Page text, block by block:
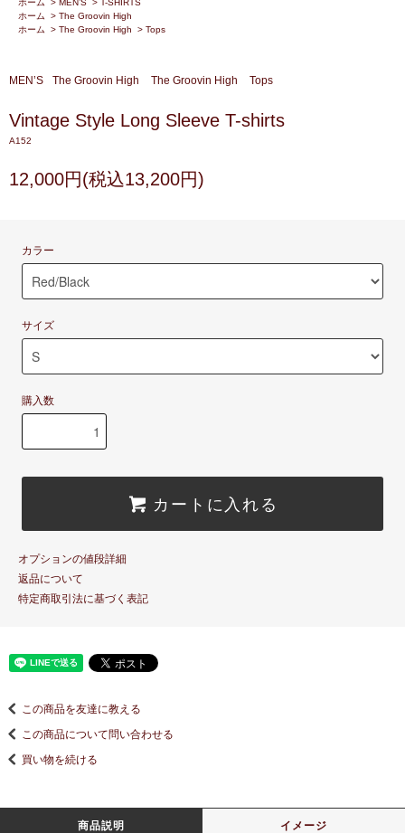
ホーム > MEN’S > T-SHIRTS
ホーム
> The Groovin High
ホーム
> The Groovin High > Tops
MEN’S The Groovin High The Groovin High Tops
Vintage Style Long Sleeve T-shirts
A152
12,000円(税込13,200円)
カラー
サイズ
購入数
カートに入れる
オプションの値段詳細
返品について
特定商取引法に基づく表記
この商品を友達に教える
この商品について問い合わせる
買い物を続ける
商品説明 イメージ